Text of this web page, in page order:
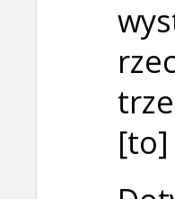
[to]